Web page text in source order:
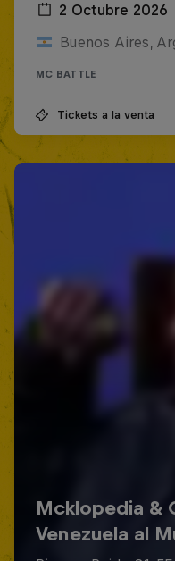
2 Octubre 2026
Buenos Aires,
MC BATTLE
Tickets a la venta